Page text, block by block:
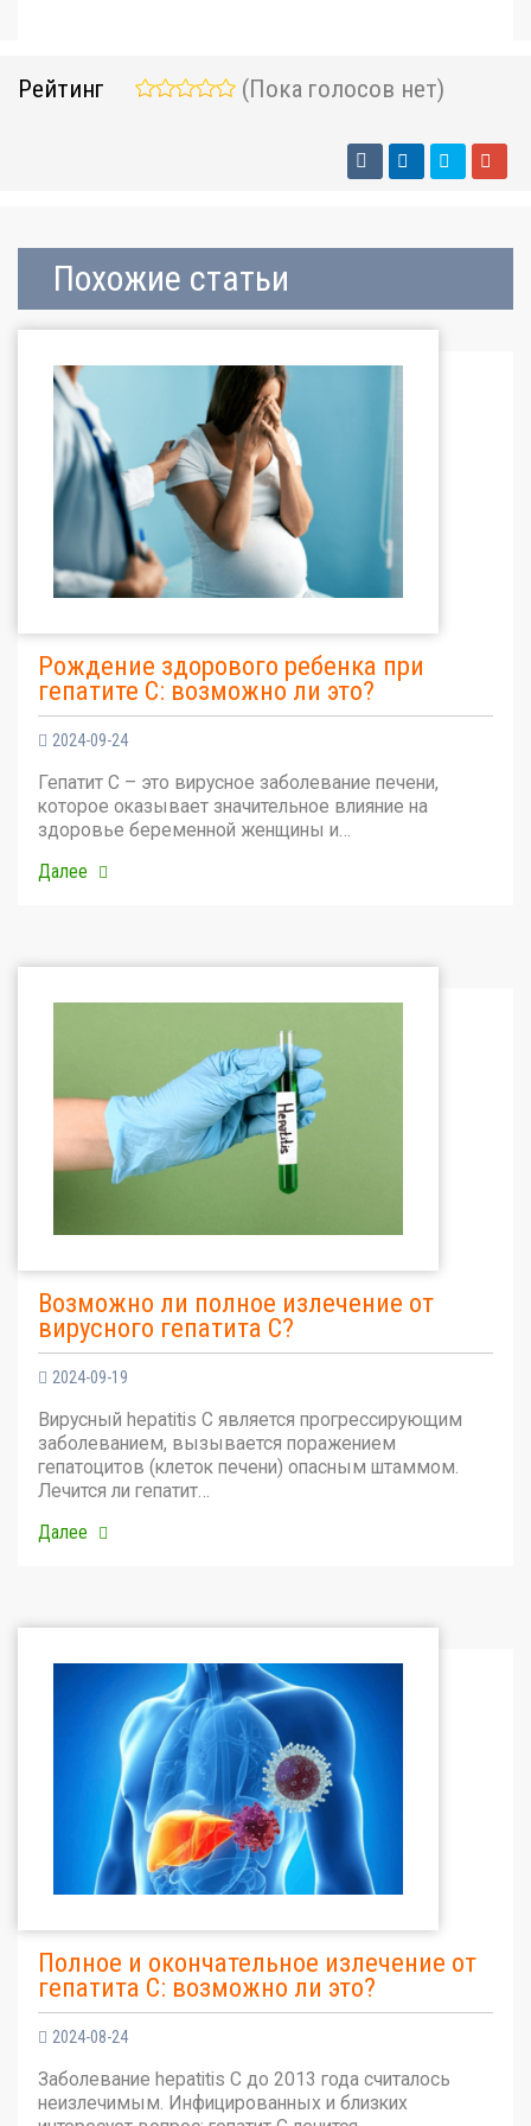
Рейтинг (Пока голосов нет)
Похожие статьи
Рождение здорового ребенка при
гепатите С: возможно ли это?
2024-09-24
Гепатит С – это вирусное заболевание печени,
которое оказывает значительное влияние на
здоровье беременной женщины и…
Далее
Возможно ли полное излечение от
вирусного гепатита С?
2024-09-19
Вирусный hepatitis C является прогрессирующим
заболеванием, вызывается поражением
гепатоцитов (клеток печени) опасным штаммом.
Лечится ли гепатит…
Далее
Полное и окончательное излечение от
гепатита С: возможно ли это?
2024-08-24
Заболевание hepatitis C до 2013 года считалось
неизлечимым. Инфицированных и близких